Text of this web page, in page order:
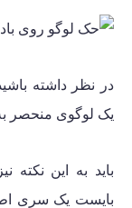
در نظر داشته
یک لوگوی منحصر به
باید به این نکته
بایست یک سری